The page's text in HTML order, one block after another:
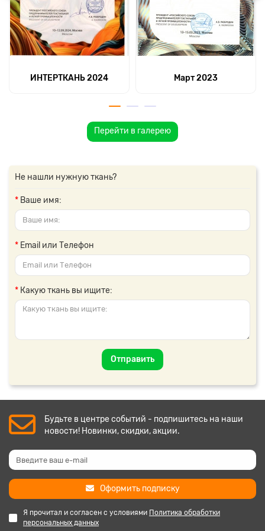
ИНТЕРТКАНЬ 2024 Март 2023
Перейти в галерею
Не нашли нужную ткань?
Ваше имя:
Email или Телефон
Какую ткань вы ищите:
Отправить
Будьте в центре событий - подпишитесь на наши
новости! Новинки, скидки, акции.
Оформить подписку
Я прочитал и согласен с условиями Политика обработки
персональных данных